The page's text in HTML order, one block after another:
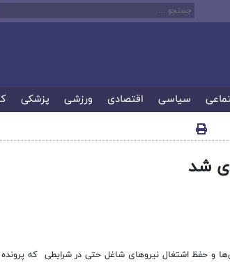
سیاسی اقتصادی ورزشی پزشکی
و حفظ اشتغال نیروهای شاغل حتی در شرایطی که پرونده